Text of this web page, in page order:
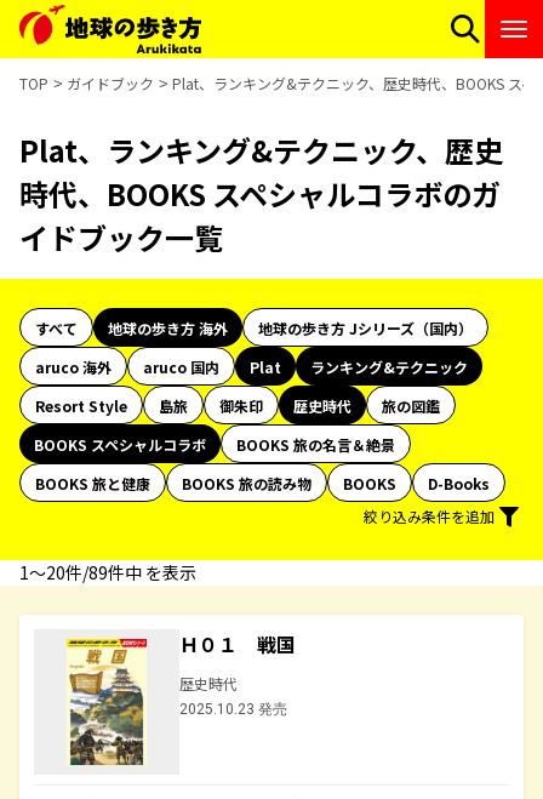
TOP ガイドブック Plat、ランキング&テクニック、歴史時代、BOOKS ス
Plat、ランキング&テクニック、歴史
時代、BOOKS スペシャルコラボのガ
イドブック一覧
すべて 地球の歩き方 海外
地球の歩き方 Jシリーズ（国内）
aruco 海外
aruco 国内 Plat
ランキング&テクニック
Resort Style
島旅 御朱印 歴史時代
旅の図鑑
BOOKS スペシャルコラボ
BOOKS 旅の名言＆絶景
BOOKS 旅と健康
BOOKS 旅の読み物 BOOKS
D-Books
絞り込み条件を追加
1〜20件/89件中 を表示
Ｈ０１ 戦国
歴史時代
2025.10.23 発売